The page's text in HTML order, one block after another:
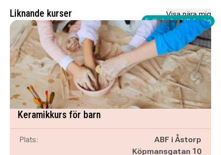
Liknande kurser Visa nära mig
Fullbokad - ställ dig i kö
Keramikkurs för barn
Plats:
ABF i Åstorp
Köpmansgatan 10